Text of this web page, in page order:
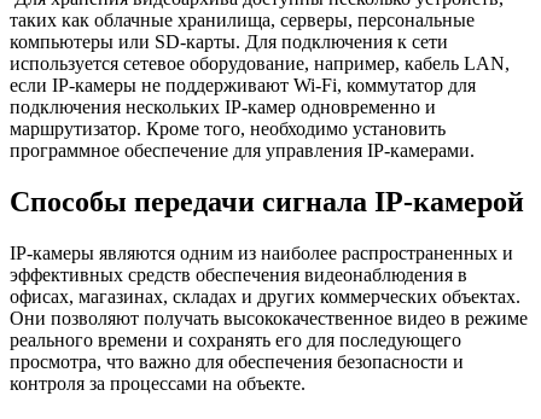
таких как облачные хранилища, серверы, персональные
компьютеры или SD-карты. Для подключения к сети
используется сетевое оборудование, например, кабель LAN,
если IP-камеры не поддерживают Wi-Fi, коммутатор для
подключения нескольких IP-камер одновременно и
маршрутизатор. Кроме того, необходимо установить
программное обеспечение для управления IP-камерами.
Способы передачи сигнала IP-камерой
IP-камеры являются одним из наиболее распространенных и
эффективных средств обеспечения видеонаблюдения в
офисах, магазинах, складах и других коммерческих объектах.
Они позволяют получать высококачественное видео в режиме
реального времени и сохранять его для последующего
просмотра, что важно для обеспечения безопасности и
контроля за процессами на объекте.